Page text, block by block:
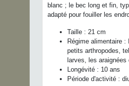
blanc ; le bec long et fin,
adapté pour fouiller les
Taille : 21 cm
Régime alimentaire
petits arthropodes,
larves, les araignées
Longévité : 10 ans
Période d'activité :